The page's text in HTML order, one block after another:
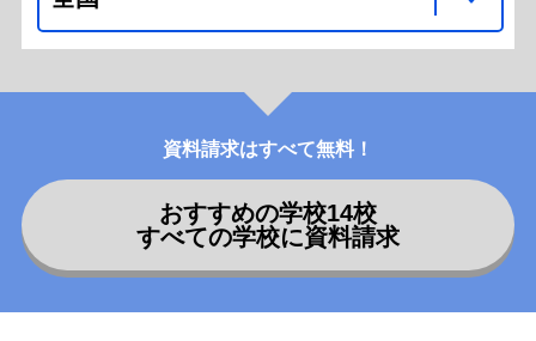
資料請求はすべて無料！
おすすめの学校14校
すべての学校に資料請求